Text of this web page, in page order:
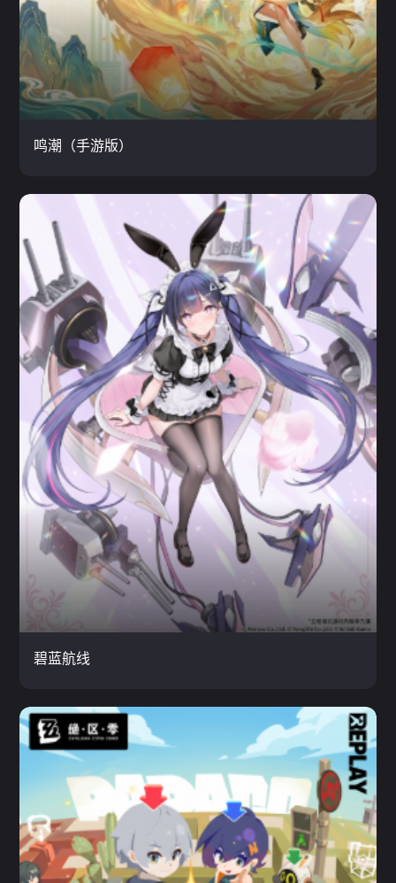
鸣潮（手游版）
鸣潮（手游版）
挑战 / 网游 / 二次元
碧蓝航线
碧蓝航线
女生精选 / 日系 / 网游